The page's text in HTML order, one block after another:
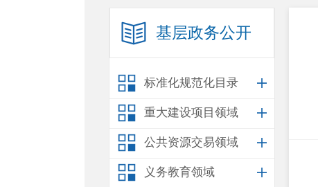
基层政务公开
标准化规范化目录
重大建设项目领域
公共资源交易领域
义务教育领域